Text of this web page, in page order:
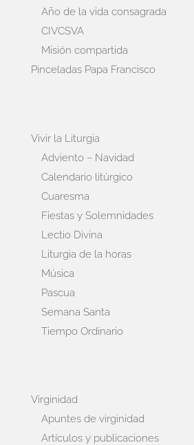
Año de la vida consagrada
CIVCSVA
Misión compartida
Pinceladas Papa Francisco
Vivir la Liturgia
Adviento – Navidad
Calendario litúrgico
Cuaresma
Fiestas y Solemnidades
Lectio Divina
Liturgia de la horas
Música
Pascua
Semana Santa
Tiempo Ordinario
Virginidad
Apuntes de virginidad
Artículos y publicaciones